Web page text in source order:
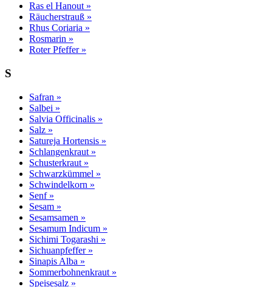
Ras el Hanout »
Räucherstrauß »
Rhus Coriaria »
Rosmarin »
Roter Pfeffer »
S
Safran »
Salbei »
Salvia Officinalis »
Salz »
Satureja Hortensis »
Schlangenkraut »
Schusterkraut »
Schwarzkümmel »
Schwindelkorn »
Senf »
Sesam »
Sesamsamen »
Sesamum Indicum »
Sichimi Togarashi »
Sichuanpfeffer »
Sinapis Alba »
Sommerbohnenkraut »
Speisesalz »